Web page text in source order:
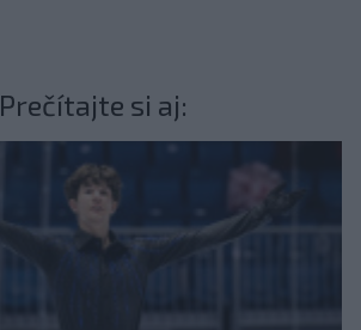
Prečítajte si aj: